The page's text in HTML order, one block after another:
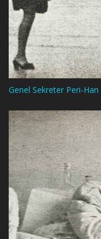
Genel Sekreter Peri-Han